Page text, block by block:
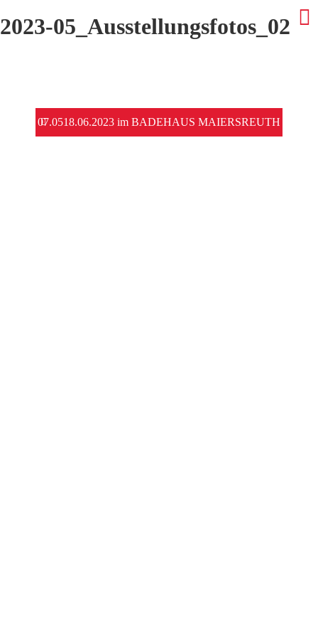
2023-05_Ausstellungsfotos_02
Beitrags-
Navigation07.0518.06.2023 im BADEHAUS MAIERSREUTH